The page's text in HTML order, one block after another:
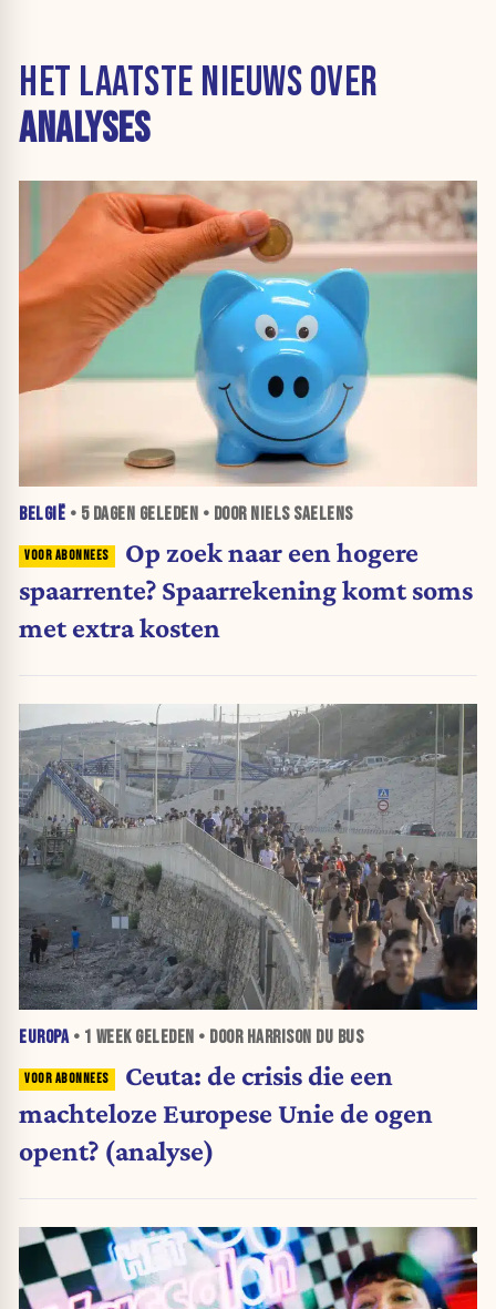
HET LAATSTE NIEUWS OVER
ANALYSES
BELGIË • 5 DAGEN GELEDEN • DOOR NIELS SAELENS
Op zoek naar een hogere
spaarrente? Spaarrekening komt soms
met extra kosten
EUROPA• 1 WEEKGELEDEN • DOOR HARRISON DU BUS
Ceuta: de crisis die een
machteloze Europese Unie de ogen
opent? (analyse)